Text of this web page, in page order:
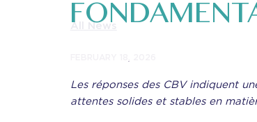
All News
Les réponses des CBV indiquent
attentes solides et stables en